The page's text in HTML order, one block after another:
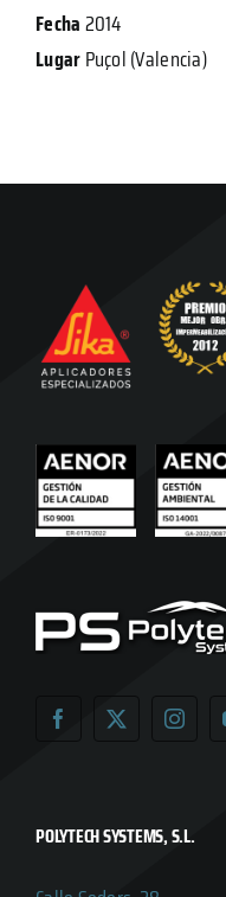
Fecha2014
LugarPuçol (Valencia)
POLYTECH SYSTEMS, S.L.